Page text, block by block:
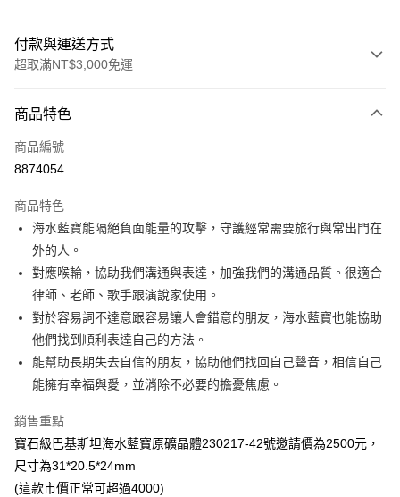
付款與運送方式
超取滿NT$3,000免運
信用卡一次付款
超商取貨付款
Apple Pay
街口支付
悠遊付
ATM付款
運送方式
每筆NT$80，滿NT$3,000(含以上)免運費
7-11取貨付款
商品特色
商品編號
8874054
商品特色
海水藍寶能隔絕負面能量的攻擊，守護經常需要旅行與常出門在
外的人。
對應喉輪，協助我們溝通與表達，加強我們的溝通品質。很適合
律師、老師、歌手跟演說家使用。
對於容易詞不達意跟容易讓人會錯意的朋友，海水藍寶也能協助
他們找到順利表達自己的方法。
能幫助長期失去自信的朋友，協助他們找回自己聲音，相信自己
能擁有幸福與愛，並消除不必要的擔憂焦慮。
銷售重點
寶石級巴基斯坦海水藍寶原礦晶體230217-42號邀請價為2500元，
尺寸為31*20.5*24mm
(這款市價正常可超過4000)